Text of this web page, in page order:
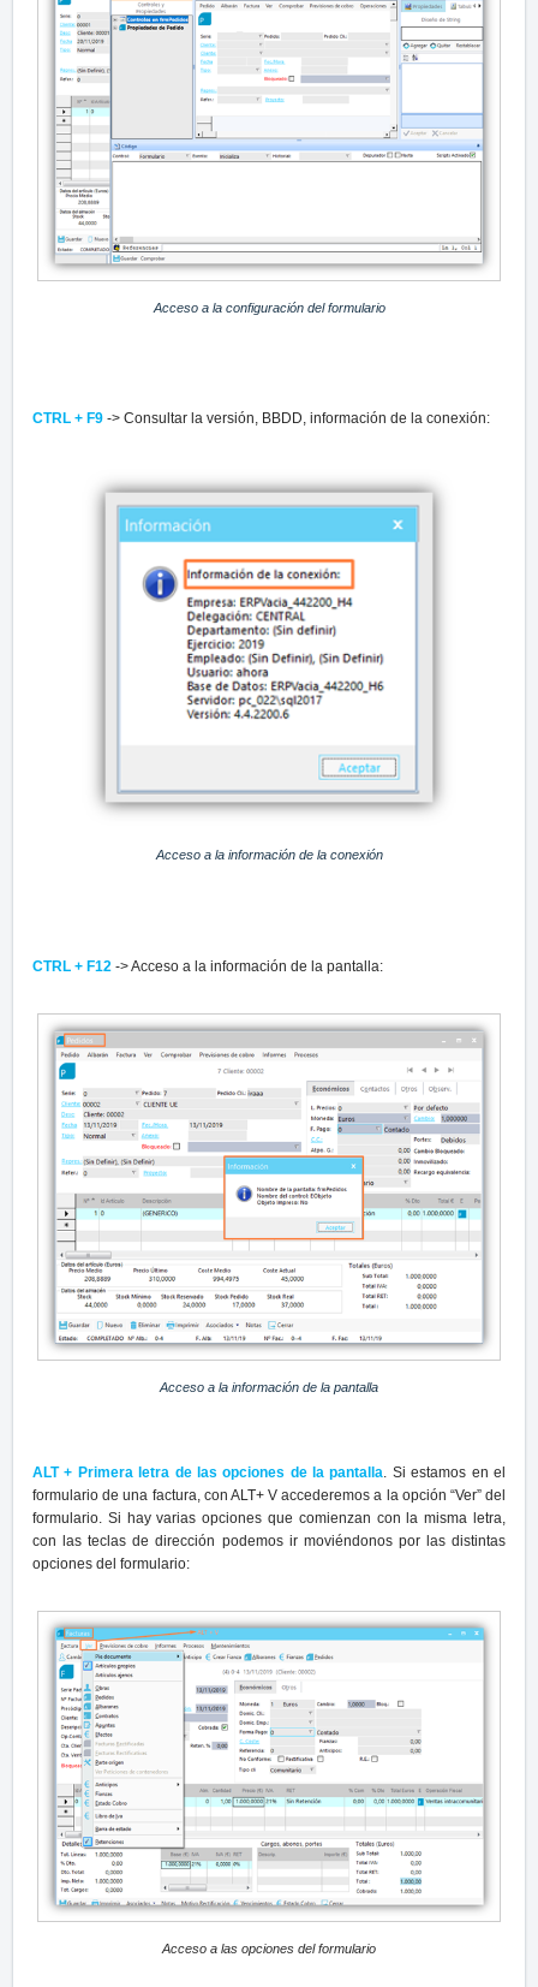
Acceso a la configuración del formulario
CTRL + F9 -> Consultar la versión, BBDD, información de la conexión:
Acceso a la información de la conexión
CTRL + F12 -> Acceso a la información de la pantalla:
Acceso a la información de la pantalla
ALT + Primera letra de las opciones de la pantalla. Si estamos en el
formulario de una factura, con ALT+ V accederemos a la opción “Ver” del
formulario. Si hay varias opciones que comienzan con la misma letra,
con las teclas de dirección podemos ir moviéndonos por las distintas
opciones del formulario:
Acceso a las opciones del formulario